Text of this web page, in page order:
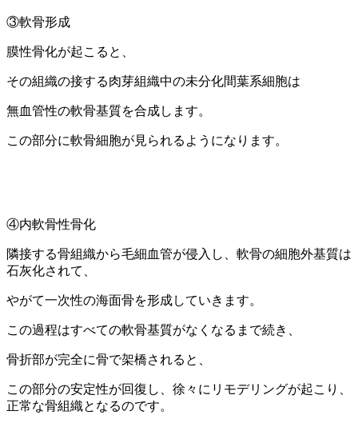
③軟骨形成
膜性骨化が起こると、
その組織の接する肉芽組織中の未分化間葉系細胞は
無血管性の軟骨基質を合成します。
この部分に軟骨細胞が見られるようになります。
④内軟骨性骨化
隣接する骨組織から毛細血管が侵入し、軟骨の細胞外基質は
石灰化されて、
やがて一次性の海面骨を形成していきます。
この過程はすべての軟骨基質がなくなるまで続き、
骨折部が完全に骨で架橋されると、
この部分の安定性が回復し、徐々にリモデリングが起こり、
正常な骨組織となるのです。